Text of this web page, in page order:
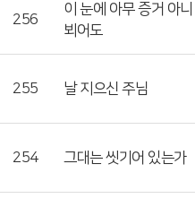
256
이 눈에 아무 증거 아니
뵈어도
255 날 지으신 주님
254 그대는 씻기어 있는가